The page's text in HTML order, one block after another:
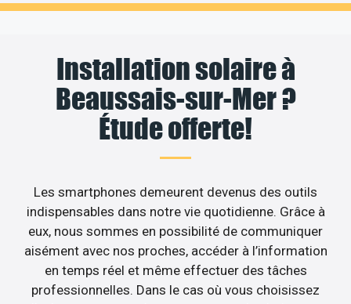
Installation solaire à
Beaussais-sur-Mer ?
Étude offerte!
Les smartphones demeurent devenus des outils
indispensables dans notre vie quotidienne. Grâce à
eux, nous sommes en possibilité de communiquer
aisément avec nos proches, accéder à l’information
en temps réel et même effectuer des tâches
professionnelles. Dans le cas où vous choisissez